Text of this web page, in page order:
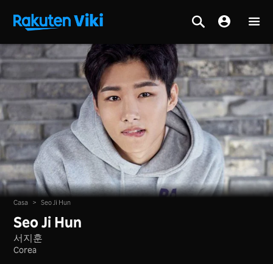
Casa > Seo Ji Hun
Seo Ji Hun
서지훈
Corea